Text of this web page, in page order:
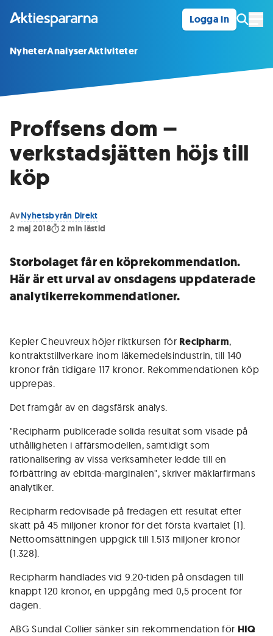
Logga in
NyheterAnalyserAktiviteter
Proffsens dom –
verkstadsjätten höjs till
köp
AvNyhetsbyrån Direkt
2 maj 2018
2 min lästid
Storbolaget får en köprekommendation.
Här är ett urval av onsdagens uppdaterade
analytikerrekommendationer.
Kepler Cheuvreux höjer riktkursen för Recipharm,
kontraktstillverkare inom läkemedelsindustrin, till 140
kronor från tidigare 117 kronor. Rekommendationen köp
upprepas.
Det framgår av en dagsfärsk analys.
"Recipharm publicerade solida resultat som visade på
uthålligheten i affärsmodellen, samtidigt som
rationalisering av vissa verksamheter ledde till en
förbättring av ebitda-marginalen", skriver mäklarfirmans
analytiker.
Recipharm redovisade på fredagen ett resultat efter
skatt på 45 miljoner kronor för det första kvartalet (1).
Nettoomsättningen uppgick till 1.513 miljoner kronor
(1.328).
Recipharm handlades vid 9.20-tiden på onsdagen till
knappt 120 kronor, en uppgång med 0,5 procent för
dagen.
ABG Sundal Collier sänker sin rekommendation för HIQ